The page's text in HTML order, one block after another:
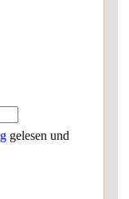
gelesen und